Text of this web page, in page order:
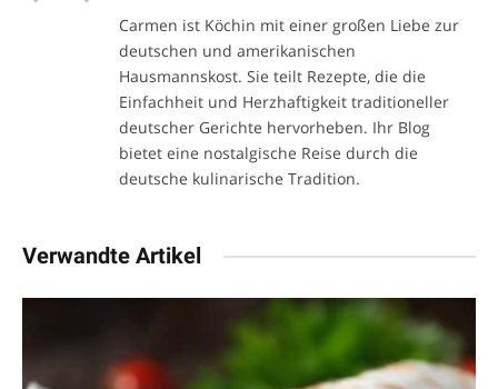
Carmen ist Köchin mit einer großen Liebe zur
deutschen und amerikanischen
Hausmannskost. Sie teilt Rezepte, die die
Einfachheit und Herzhaftigkeit traditioneller
deutscher Gerichte hervorheben. Ihr Blog
bietet eine nostalgische Reise durch die
deutsche kulinarische Tradition.
Verwandte Artikel